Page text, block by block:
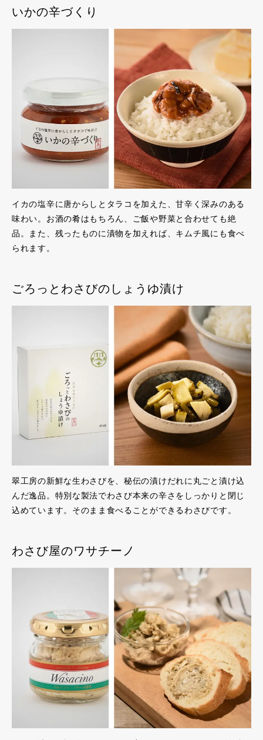
いかの辛づくり
イカの塩辛に唐からしとタラコを加えた、甘辛く深みのある
味わい。お酒の肴はもちろん、ご飯や野菜と合わせても絶
品。また、残ったものに漬物を加えれば、キムチ風にも食べ
られます。
ごろっとわさびのしょうゆ漬け
翠工房の新鮮な生わさびを、秘伝の漬けだれに丸ごと漬け込
んだ逸品。特別な製法でわさび本来の辛さをしっかりと閉じ
込めています。そのまま食べることができるわさびです。
わさび屋のワサチーノ